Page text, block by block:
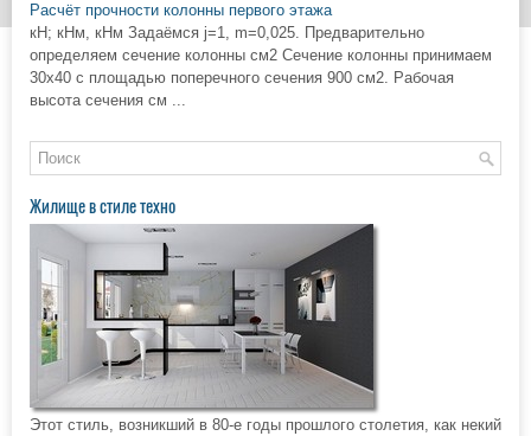
Расчёт прочности колонны первого этажа
кН; кНм, кНм Задаёмся j=1, m=0,025. Предварительно
определяем сечение колонны см2 Сечение колонны принимаем
30х40 с площадью поперечного сечения 900 см2. Рабочая
высота сечения см ...
Жилище в стиле техно
Этот стиль, возникший в 80-е годы прошлого столетия, как некий